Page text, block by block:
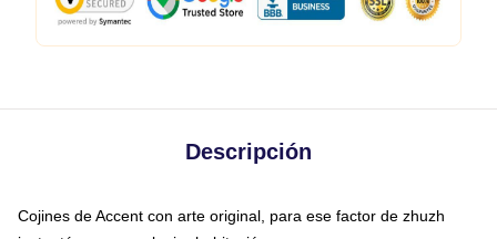
Descripción
Cojines de Accent con arte original, para ese factor de zhuzh